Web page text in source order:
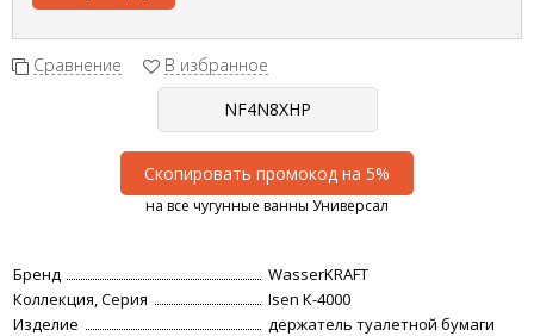
Сравнение В избранное
Скопировать промокод на 5%
на все чугунные ванны Универсал
Бренд
WasserKRAFT
Коллекция, Серия
Isen К-4000
Изделие
держатель туалетной бумаги